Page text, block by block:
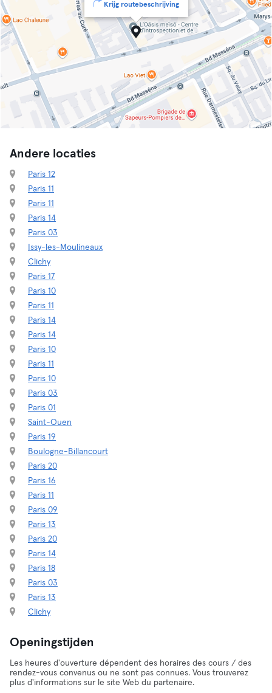
Krijg routebeschrijving
Andere locaties
Paris 12
Paris 11
Paris 11
Paris 14
Paris 03
Issy-les-Moulineaux
Clichy
Paris 17
Paris 10
Paris 11
Paris 14
Paris 14
Paris 10
Paris 11
Paris 10
Paris 03
Paris 01
Saint-Ouen
Paris 19
Boulogne-Billancourt
Paris 20
Paris 16
Paris 11
Paris 09
Paris 13
Paris 20
Paris 14
Paris 18
Paris 03
Paris 13
Clichy
Openingstijden
Les heures d'ouverture dépendent des horaires des cours / des
rendez-vous convenus ou ne sont pas connues. Vous trouverez
plus d'informations sur le site Web du partenaire.